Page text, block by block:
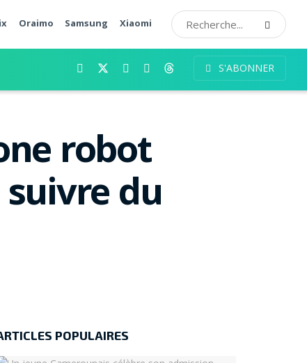
Oraimo Samsung Xiaomi
S'ABONNER
robot
du
POPULAIRES